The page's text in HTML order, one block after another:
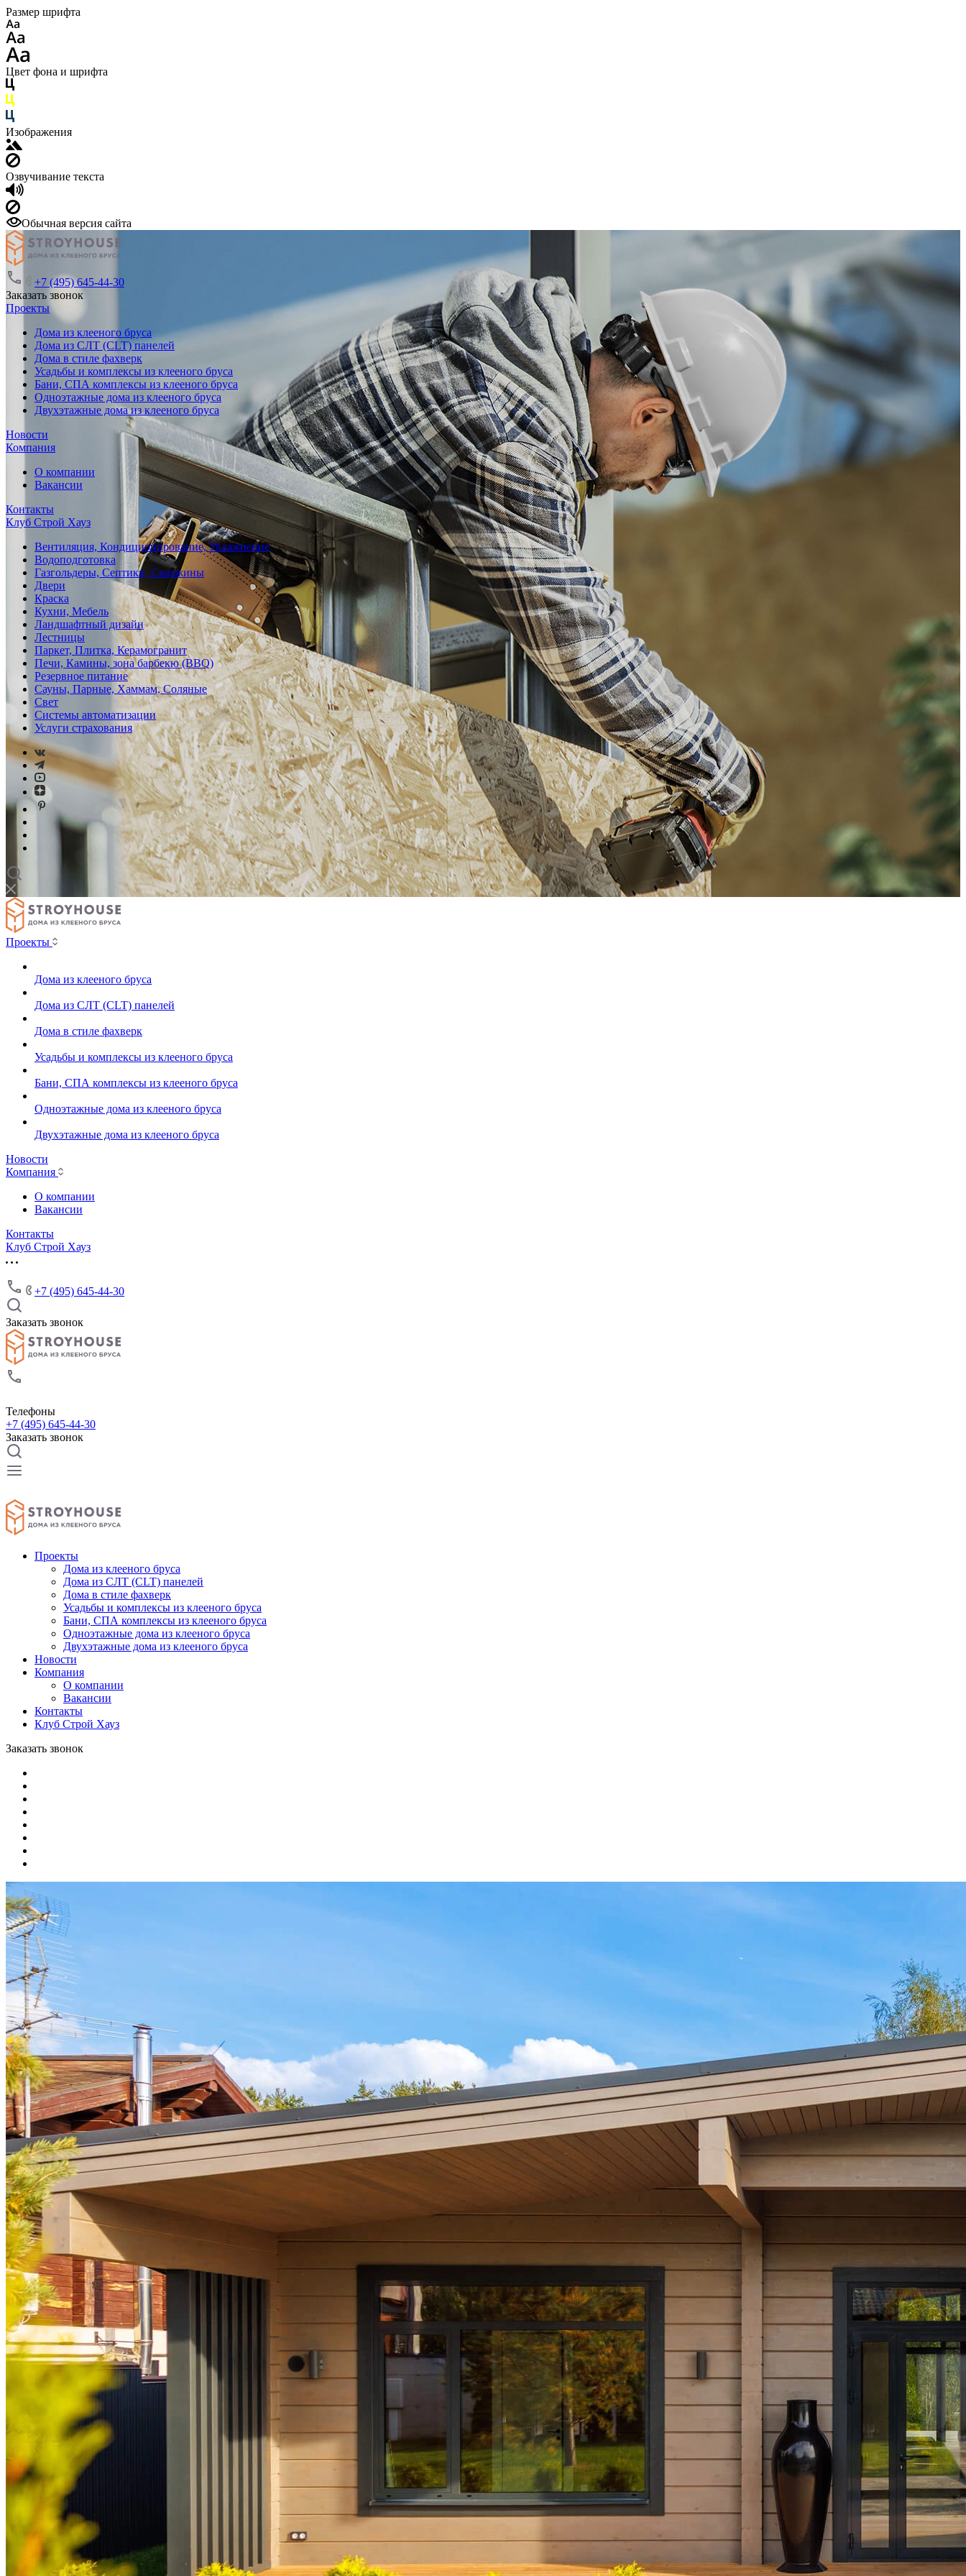
Размер шрифта
Цвет фона и шрифта
Изображения
Озвучивание текста
Обычная версия сайта
+7 (495) 645-44-30
Заказать звонок
Проекты
Дома из клееного бруса
Дома из СЛТ (CLT) панелей
Дома в стиле фахверк
Усадьбы и комплексы из клееного бруса
Бани, СПА комплексы из клееного бруса
Одноэтажные дома из клееного бруса
Двухэтажные дома из клееного бруса
Новости
Компания
О компании
Вакансии
Контакты
Клуб Строй Хауз
Вентиляция, Кондиционирование, Увлажнение
Водоподготовка
Газгольдеры, Септики, Скважины
Двери
Краска
Кухни, Мебель
Ландшафтный дизайн
Лестницы
Паркет, Плитка, Керамогранит
Печи, Камины, зона барбекю (BBQ)
Резервное питание
Сауны, Парные, Хаммам, Соляные
Свет
Системы автоматизации
Услуги страхования
Проекты
Дома из клееного бруса
Дома из СЛТ (CLT) панелей
Дома в стиле фахверк
Усадьбы и комплексы из клееного бруса
Бани, СПА комплексы из клееного бруса
Одноэтажные дома из клееного бруса
Двухэтажные дома из клееного бруса
Новости
Компания
О компании
Вакансии
Контакты
Клуб Строй Хауз
+7 (495) 645-44-30
Заказать звонок
Телефоны
+7 (495) 645-44-30
Заказать звонок
Проекты
Дома из клееного бруса
Дома из СЛТ (CLT) панелей
Дома в стиле фахверк
Усадьбы и комплексы из клееного бруса
Бани, СПА комплексы из клееного бруса
Одноэтажные дома из клееного бруса
Двухэтажные дома из клееного бруса
Новости
Компания
О компании
Вакансии
Контакты
Клуб Строй Хауз
Заказать звонок